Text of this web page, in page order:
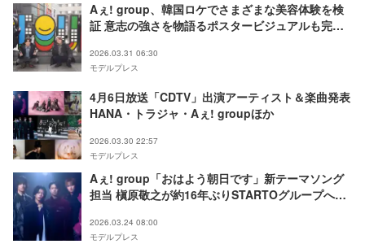
Aぇ! group、韓国ロケでさまざまな美容体験を検
証 意志の強さを物語るポスタービジュアルも完成
2026.03.31 06:30
モデルプレス
4月6日放送「CDTV」出演アーティスト＆楽曲発表
HANA・トラジャ・Aぇ! groupほか
2026.03.30 22:57
モデルプレス
Aぇ! group「おはよう朝日です」新テーマソング
担当 槇原敬之が約16年ぶりSTARTOグループへ楽
2026.03.24 08:00
モデルプレス